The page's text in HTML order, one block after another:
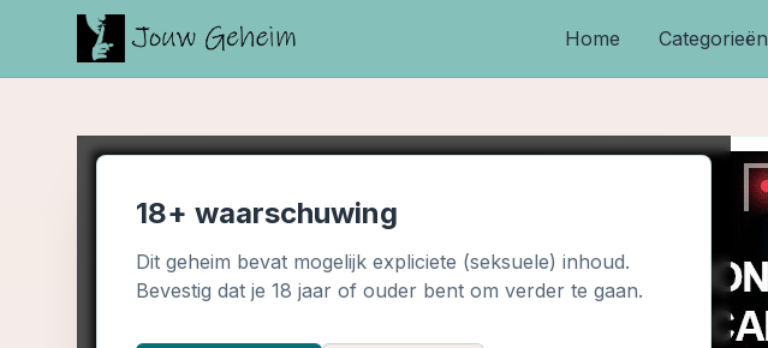
Home Categorieën
18+ waarschuwing
Dit geheim bevat mogelijk expliciete (seksuele) inhoud.
Bevestig dat je 18 jaar of ouder bent om verder te gaan.